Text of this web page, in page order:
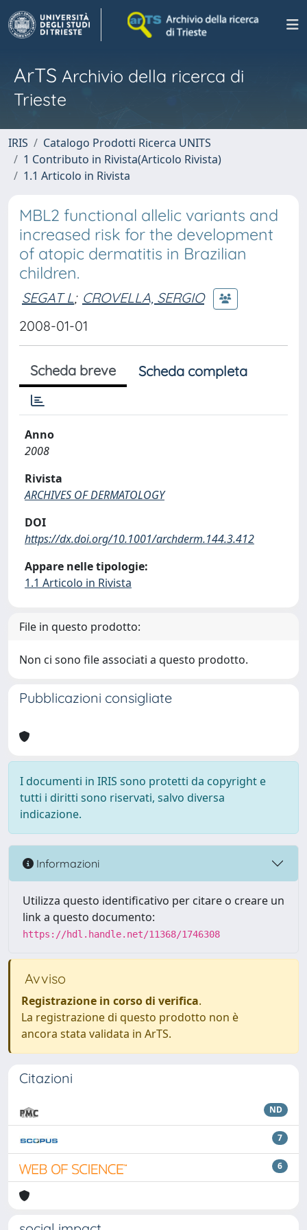
ArTS Archivio della ricerca di
Trieste
IRIS
Catalogo Prodotti Ricerca UNITS
1 Contributo in Rivista(Articolo Rivista)
1.1 Articolo in Rivista
MBL2 functional allelic variants and
increased risk for the development
of atopic dermatitis in Brazilian
children.
SEGAT L; CROVELLA, SERGIO
2008-01-01
Scheda breve Scheda completa
Anno
2008
Rivista
ARCHIVES OF DERMATOLOGY
DOI
https://dx.doi.org/10.1001/archderm.144.3.412
Appare nelle tipologie:
1.1 Articolo in Rivista
File in questo prodotto:
Non ci sono file associati a questo prodotto.
Pubblicazioni consigliate
I documenti in IRIS sono protetti da copyright e
tutti i diritti sono riservati, salvo diversa
indicazione.
Informazioni
Utilizza questo identificativo per citare o creare un
link a questo documento:
https://hdl.handle.net/11368/1746308
Avviso
Registrazione in corso di verifica.
La registrazione di questo prodotto non è
ancora stata validata in ArTS.
Citazioni
ND
7
6